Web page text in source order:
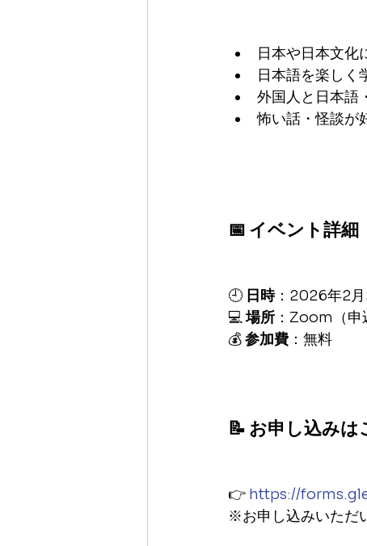
日本や日本文化
日本語を楽しく
外国人と日本語
怖い話・怪談が
📅 イベント詳細
🕘 日時：2026年2
💻 場所 ：Zoom（申
💰 参加費 ：無料
📝 お申し込みは
👉 https://
※お申し込みいただ